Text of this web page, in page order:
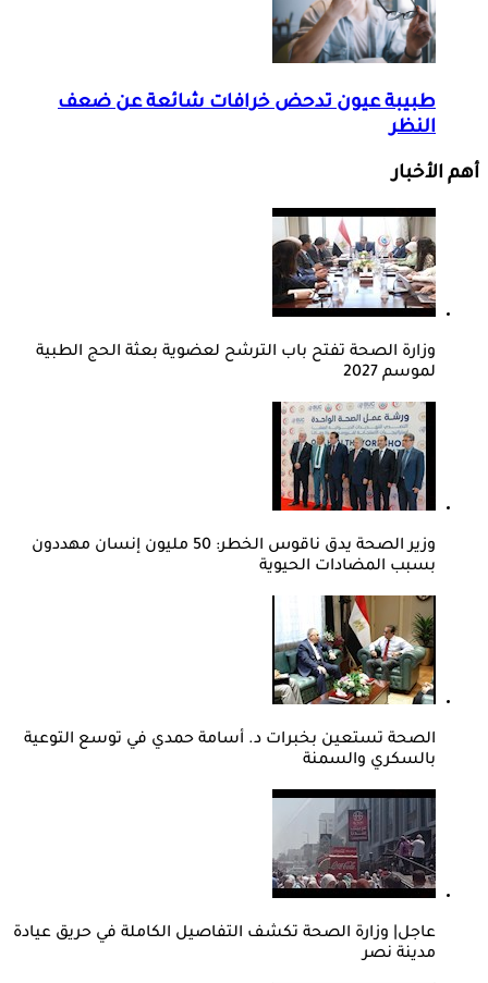
طبيبة عيون تدحض خرافات شائعة عن ضعف
النظر
أهم الأخبار
وزارة الصحة تفتح باب الترشح لعضوية بعثة الحج الطبية
لموسم 2027
وزير الصحة يدق ناقوس الخطر: 50 مليون إنسان مهددون
بسبب المضادات الحيوية
الصحة تستعين بخبرات د. أسامة حمدي في توسع التوعية
بالسكري والسمنة
عاجل| وزارة الصحة تكشف التفاصيل الكاملة في حريق عيادة
مدينة نصر